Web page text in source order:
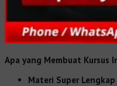
Apa yang Membuat Kursus
Materi Super